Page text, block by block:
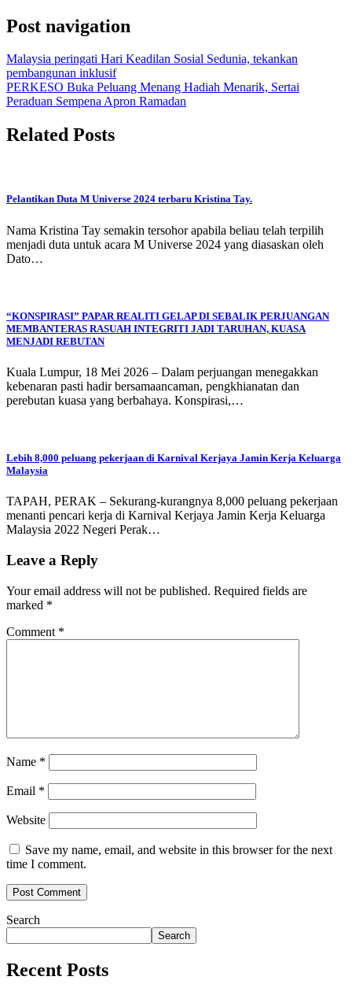
Post navigation
Malaysia peringati Hari Keadilan Sosial Sedunia, tekankan
pembangunan inklusif
PERKESO Buka Peluang Menang Hadiah Menarik, Sertai
Peraduan Sempena Apron Ramadan
Related Posts
Pelantikan Duta M Universe 2024 terbaru Kristina Tay.
Nama Kristina Tay semakin tersohor apabila beliau telah terpilih
menjadi duta untuk acara M Universe 2024 yang diasaskan oleh
Dato…
“KONSPIRASI” PAPAR REALITI GELAP DI SEBALIK PERJUANGAN
MEMBANTERAS RASUAH INTEGRITI JADI TARUHAN, KUASA
MENJADI REBUTAN
Kuala Lumpur, 18 Mei 2026 – Dalam perjuangan menegakkan
kebenaran pasti hadir bersamaancaman, pengkhianatan dan
perebutan kuasa yang berbahaya. Konspirasi,…
Lebih 8,000 peluang pekerjaan di Karnival Kerjaya Jamin Kerja Keluarga
Malaysia
TAPAH, PERAK – Sekurang-kurangnya 8,000 peluang pekerjaan
menanti pencari kerja di Karnival Kerjaya Jamin Kerja Keluarga
Malaysia 2022 Negeri Perak…
Leave a Reply
Your email address will not be published. Required fields are
marked *
Comment *
Name *
Email *
Website
Save my name, email, and website in this browser for the next
time I comment.
Search
Search
Recent Posts